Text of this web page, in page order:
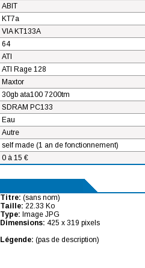
ABIT
KT7a
VIA KT133A
64
ATI
ATI Rage 128
Maxtor
30gb ata100 7200tm
SDRAM PC133
Eau
Autre
self made (1 an de fonctionnement)
0 à 15 €
Titre: (sans nom)
Taille: 22.33 Ko
Type: Image JPG
Dimensions: 425 x 319 pixels
Légende: (pas de description)